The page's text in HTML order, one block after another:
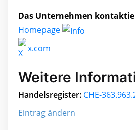
Das Unternehmen
Homepage
x.com
Weitere
Handelsregister: CHE-
Eintrag ändern